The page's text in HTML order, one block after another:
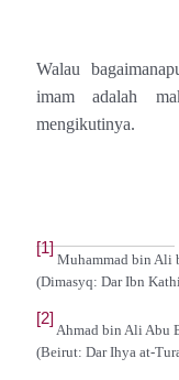
Walau
imam adalah
mengikutinya.
[1]
Muhammad bin Ali
(Dimasyq: Dar Ibn
[2]
Ahmad bin Ali Abu
(Beirut: Dar Ihya at-